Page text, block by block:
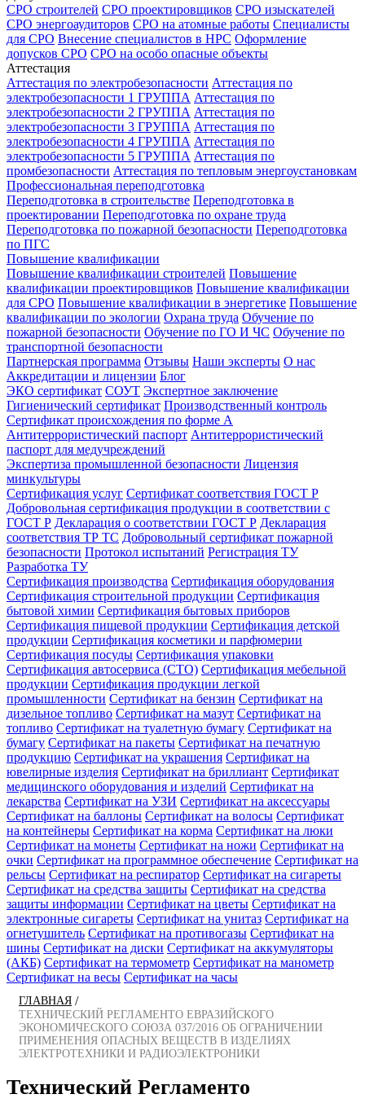
СРО строителей СРО проектировщиков СРО изыскателей
СРО энергоаудиторов СРО на атомные работы Специалисты
для СРО Внесение специалистов в НРС Оформление
допусков СРО СРО на особо опасные объекты
Аттестация
Аттестация по электробезопасности Аттестация по
электробезопасности 1 ГРУППА Аттестация по
электробезопасности 2 ГРУППА Аттестация по
электробезопасности 3 ГРУППА Аттестация по
электробезопасности 4 ГРУППА Аттестация по
электробезопасности 5 ГРУППА Аттестация по
промбезопасности Аттестация по тепловым энергоустановкам
Профессиональная переподготовка
Переподготовка в строительстве Переподготовка в
проектировании Переподготовка по охране труда
Переподготовка по пожарной безопасности Переподготовка
по ПГС
Повышение квалификации
Повышение квалификации строителей Повышение
квалификации проектировщиков Повышение квалификации
для СРО Повышение квалификации в энергетике Повышение
квалификации по экологии Охрана труда Обучение по
пожарной безопасности Обучение по ГО И ЧС Обучение по
транспортной безопасности
Партнерская программа Отзывы Наши эксперты О нас
Аккредитации и лицензии Блог
ЭКО сертификат СОУТ Экспертное заключение
Гигиенический сертификат Производственный контроль
Сертификат происхождения по форме А
Антитеррористический паспорт Антитеррористический
паспорт для медучреждений
Экспертиза промышленной безопасности Лицензия
минкультуры
Сертификация услуг Сертификат соответствия ГОСТ Р
Добровольная сертификация продукции в соответствии с
ГОСТ Р Декларация о соответствии ГОСТ Р Декларация
соответствия ТР ТС Добровольный сертификат пожарной
безопасности Протокол испытаний Регистрация ТУ
Разработка ТУ
Сертификация производства Сертификация оборудования
Сертификация строительной продукции Сертификация
бытовой химии Сертификация бытовых приборов
Сертификация пищевой продукции Сертификация детской
продукции Сертификация косметики и парфюмерии
Сертификация посуды Сертификация упаковки
Сертификация автосервиса (СТО) Сертификация мебельной
продукции Сертификация продукции легкой
промышленности Сертификат на бензин Сертификат на
дизельное топливо Сертификат на мазут Сертификат на
топливо Сертификат на туалетную бумагу Сертификат на
бумагу Сертификат на пакеты Сертификат на печатную
продукцию Сертификат на украшения Сертификат на
ювелирные изделия Сертификат на бриллиант Сертификат
медицинского оборудования и изделий Сертификат на
лекарства Сертификат на УЗИ Сертификат на аксессуары
Сертификат на баллоны Сертификат на волосы Сертификат
на контейнеры Сертификат на корма Сертификат на люки
Сертификат на монеты Сертификат на ножи Сертификат на
очки Сертификат на программное обеспечение Сертификат на
рельсы Сертификат на респиратор Сертификат на сигареты
Сертификат на средства защиты Сертификат на средства
защиты информации Сертификат на цветы Сертификат на
электронные сигареты Сертификат на унитаз Сертификат на
огнетушитель Сертификат на противогазы Сертификат на
шины Сертификат на диски Сертификат на аккумуляторы
(АКБ) Сертификат на термометр Сертификат на манометр
Сертификат на весы Сертификат на часы
ГЛАВНАЯ /
ТЕХНИЧЕСКИЙ РЕГЛАМЕНТО ЕВРАЗИЙСКОГО
ЭКОНОМИЧЕСКОГО СОЮЗА 037/2016 ОБ ОГРАНИЧЕНИИ
ПРИМЕНЕНИЯ ОПАСНЫХ ВЕЩЕСТВ В ИЗДЕЛИЯХ
ЭЛЕКТРОТЕХНИКИ И РАДИОЭЛЕКТРОНИКИ
Технический Регламенто